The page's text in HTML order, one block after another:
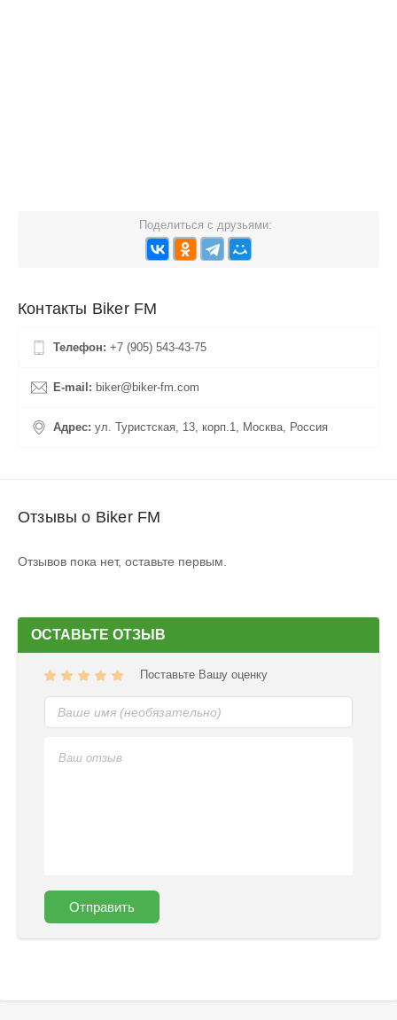
Поделиться с друзьями:
Контакты Biker FM
Телефон: +7 (905) 543-43-75
E-mail: biker@biker-fm.com
Адрес: ул. Туристская, 13, корп.1, Москва, Россия
Отзывы о Biker FM
Отзывов пока нет, оставьте первым.
ОСТАВЬТЕ ОТЗЫВ
Поставьте Вашу оценку
Отправить